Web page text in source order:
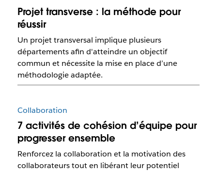
Projet transverse : la méthode pour
réussir
Un projet transversal implique plusieurs
départements afin d'atteindre un objectif
commun et nécessite la mise en place d’une
méthodologie adaptée.
Collaboration
7 activités de cohésion d’équipe pour
progresser ensemble
Renforcez la collaboration et la motivation des
collaborateurs tout en libérant leur potentiel